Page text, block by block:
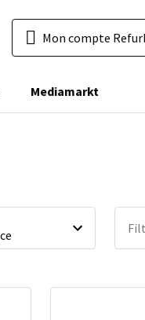
Mon compte
Mediamarkt